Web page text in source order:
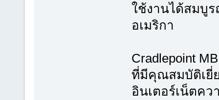
ใช้งานได้สมบู
อเมริกา
Cradlepoint
ที่มีคุณสมบัติเยี่
อินเตอร์เน็ตคว